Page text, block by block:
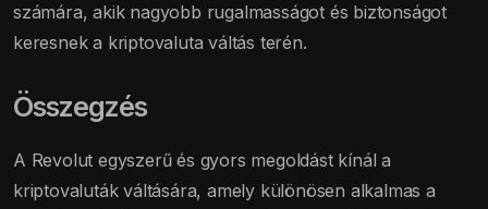
számára, akik nagyobb rugalmasságot és biztonságot
keresnek a kriptovaluta váltás terén.
Összegzés
A Revolut egyszerű és gyors megoldást kínál a
kriptovaluták váltására, amely különösen alkalmas a